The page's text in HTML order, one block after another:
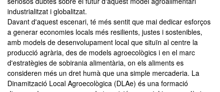
industrialitzat i globalitzat.
Davant d'aquest escenari, té més sentit que mai dedicar esforços
a generar economies locals més resilients, justes i sostenibles,
amb models de desenvolupament local que situïn al centre la
producció agrària, des de models agroecològics i en el marc
d'estratègies de sobirania alimentària, on els aliments es
consideren més un dret humà que una simple mercaderia. La
Dinamització Local Agroecològica (DLAe) és una formació